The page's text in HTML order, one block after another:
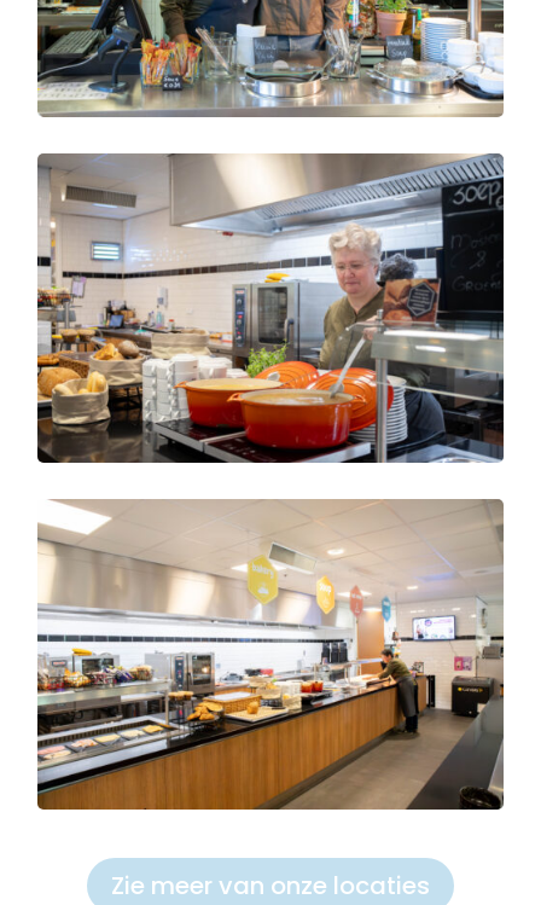
Zie meer van onze locaties